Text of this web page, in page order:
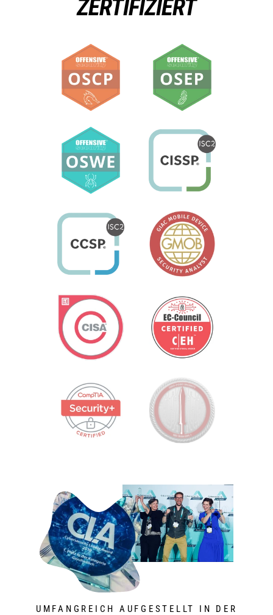
ZERTIFIZIERT
UMFANGREICH AUFGESTELLT IN DER